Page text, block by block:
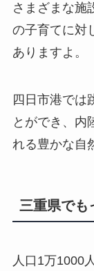
さまざまな施
の子育てに対
ありますよ。
四日市港では
とができ、内
れる豊かな自
三重県でも
人口1万1000